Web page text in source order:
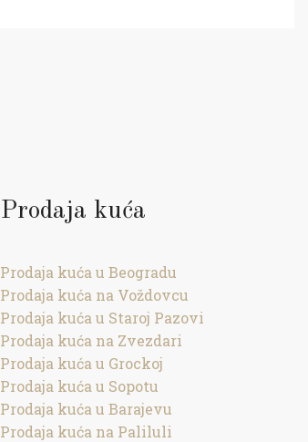
Prodaja kuća
Prodaja kuća u Beogradu
Prodaja kuća na Voždovcu
Prodaja kuća u Staroj Pazovi
Prodaja kuća na Zvezdari
Prodaja kuća u Grockoj
Prodaja kuća u Sopotu
Prodaja kuća u Barajevu
Prodaja kuća na Paliluli